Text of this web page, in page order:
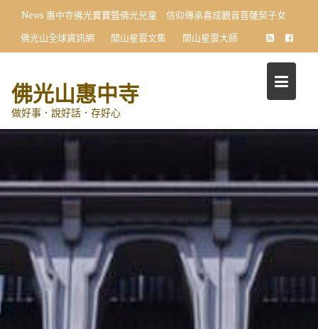
content
News 惠中寺佛光寶寶暨佛光兒童 信仰傳承喜成觀音菩薩契子女
佛光山全球資訊網
開山星雲文集 開山星雲大師
佛光山惠中寺
做好事．說好話．存好心